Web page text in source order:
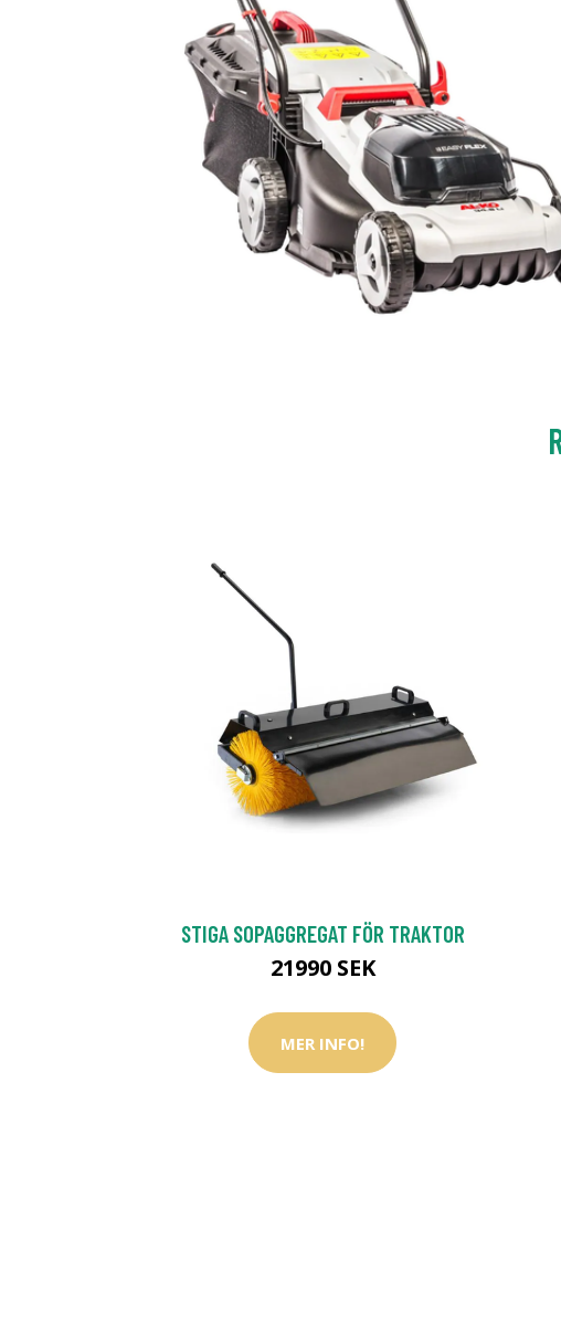
STIGA SOPAGGREGAT FÖR TRAKTOR
21990 SEK
MER INFO!